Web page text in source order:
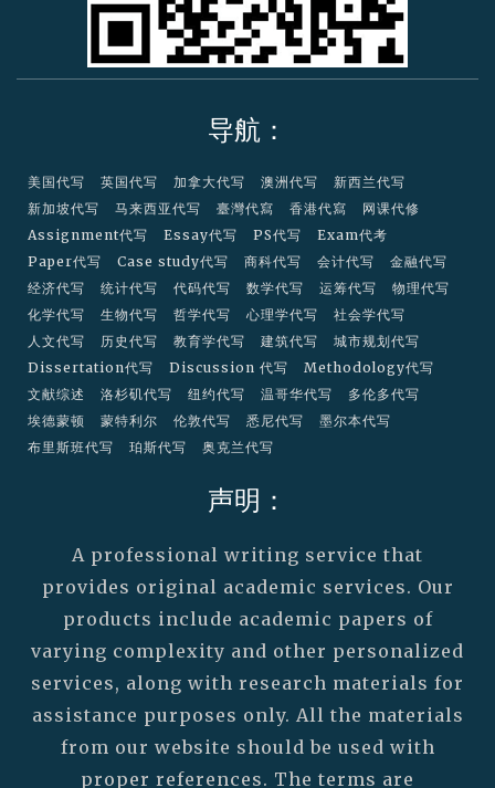
导航：
美国代写 英国代写 加拿大代写 澳洲代写
新西兰代写
新加坡代写
马来西亚代写 臺灣代寫 香港代寫
网课代修
Assignment代写
Essay代写 PS代写
Exam代考
Paper代写
Case study代写 商科代写 会计代写
金融代写
经济代写
统计代写 代码代写 数学代写 运筹代写
物理代写
化学代写
生物代写 哲学代写 心理学代写
社会学代写
人文代写
历史代写 教育学代写 建筑代写
城市规划代写
Dissertation代写
Discussion 代写
Methodology代写
文献综述
洛杉矶代写 纽约代写 温哥华代写
多伦多代写
埃德蒙顿
蒙特利尔 伦敦代写 悉尼代写
墨尔本代写
布里斯班代写
珀斯代写 奥克兰代写
声明：
A professional writing service that
provides original academic services. Our
products include academic papers of
varying complexity and other personalized
services, along with research materials for
assistance purposes only. All the materials
from our website should be used with
proper references. The terms are